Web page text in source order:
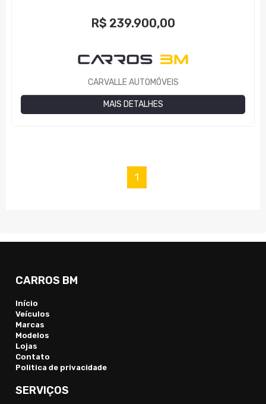
R$ 239.900,00
CARVALLE AUTOMÓVEIS
MAIS DETALHES
1(current)
CARROS BM
Início
Veículos
Marcas
Modelos
Lojas
Contato
Politica de privacidade
SERVIÇOS